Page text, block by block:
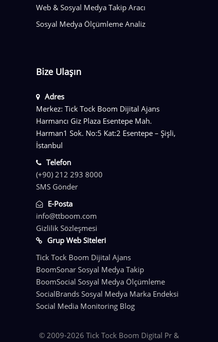
Web & Sosyal Medya Takip Aracı
Sosyal Medya Ölçümleme Analiz
Bize Ulaşın
Adres
Merkez: Tick Tock Boom Dijital Ajans
Harmancı Giz Plaza Esentepe Mah.
Harman1 Sok. No:5 Kat:2 Esentepe – Şişli,
İstanbul
Telefon
(+90) 212 293 8000
SMS Gönder
E-Posta
info@ttboom.com
Gizlilik Sözleşmesi
Grup Web Siteleri
Tick Tock Boom Dijital Ajans
BoomSonar Sosyal Medya Takip
BoomSocial Sosyal Medya Ölçümleme
SocialBrands Sosyal Medya Marka Endeksi
Social Media Monitoring Blog
© 2009-2026 Tick Tock Boom Digital Pr &